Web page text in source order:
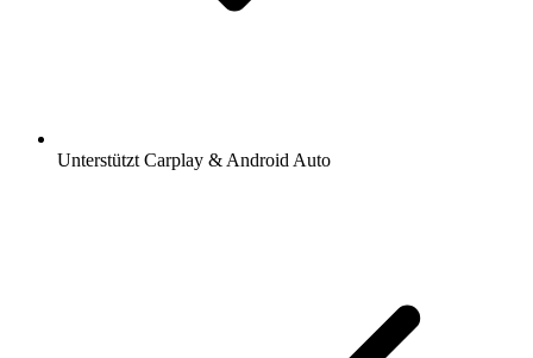
Unterstützt Carplay & Android Auto